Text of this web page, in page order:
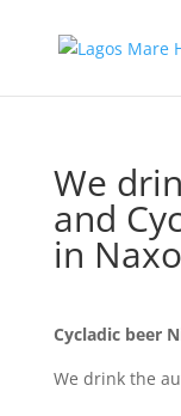
We
and
in
Cycladic beer
We drink the